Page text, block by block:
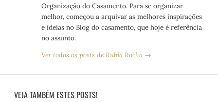
Organização do Casamento. Para se organizar
melhor, começou a arquivar as melhores inspirações
e ideias no Blog do casamento, que hoje é referência
no assunto.
Ver todos os posts de Rubia Rocha →
VEJA TAMBÉM ESTES POSTS!